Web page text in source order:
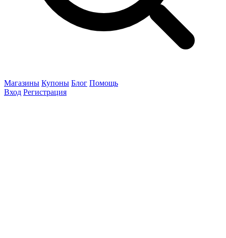
Магазины Купоны Блог Помощь
Вход Регистрация